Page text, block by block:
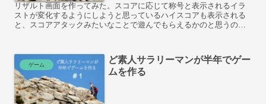
リザルト画面を作ってみた。スコアに応じて称号と表示されるイラ
ストが変化するようにしようと思っているハイスコアも表示される
と、スコアアタックみたいなことで遊んでもらえるかのと思うの
ゲーム
ど素人サラリーマンが半年でゲー
ムを作る